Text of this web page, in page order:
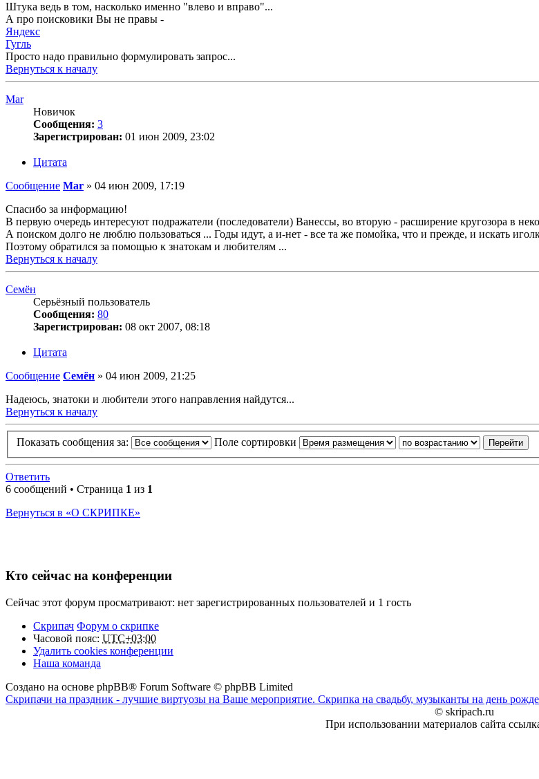
Штука ведь в том, насколько именно "влево и вправо"...
А про поисковики Вы не правы -
Яндекс
Гугль
Просто надо правильно формулировать запрос...
Вернуться к началу
Mar
Новичок
Сообщения: 3
Зарегистрирован: 01 июн 2009, 23:02
Цитата
Сообщение Mar » 04 июн 2009, 17:19
Спасибо за информацию!
В первую очередь интересуют подражатели (последователи) Ванессы, во вторую - расширение кругозора в
А поиском долго не люблю пользоваться ... Годы идут, а и-нет - все та же помойка, что и прежде, и искать
Поэтому обратился за помощью к знатокам и любителям ...
Вернуться к началу
Семён
Серьёзный пользователь
Сообщения: 80
Зарегистрирован: 08 окт 2007, 08:18
Цитата
Сообщение Семён » 04 июн 2009, 21:25
Надеюсь, знатоки и любители этого направления найдутся...
Вернуться к началу
Показать сообщения за: Поле сортировки
Ответить
6 сообщений • Страница 1 из 1
Вернуться в «О СКРИПКЕ»
Кто сейчас на конференции
Сейчас этот форум просматривают: нет зарегистрированных пользователей и 1 гость
Скрипач Форум о скрипке
Часовой пояс: UTC+03:00
Удалить cookies конференции
Наша команда
Создано на основе phpBB® Forum Software © phpBB Limited
Скрипачи на праздник - лучшие виртуозы на Ваше мероприятие. Скрипка на свадьбу, музыканты на день
© skripach.ru
При использовании материалов сайта